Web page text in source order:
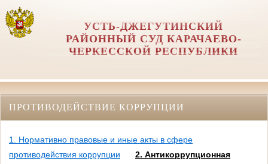
УСТЬ-ДЖЕГУТИНСКИЙ
РАЙОННЫЙ СУД КАРАЧАЕВО-
ЧЕРКЕССКОЙ РЕСПУБЛИКИ
ПРОТИВОДЕЙСТВИЕ КОРРУПЦИИ
1. Нормативно правовые и иные акты в сфере
противодействия коррупции
2. Антикоррупционная